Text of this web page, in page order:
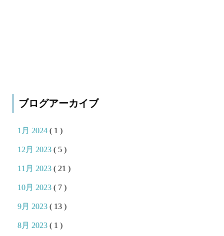
ブログアーカイブ
1月 2024( 1 )
12月 2023( 5 )
11月 2023( 21 )
10月 2023( 7 )
9月 2023( 13 )
8月 2023( 1 )